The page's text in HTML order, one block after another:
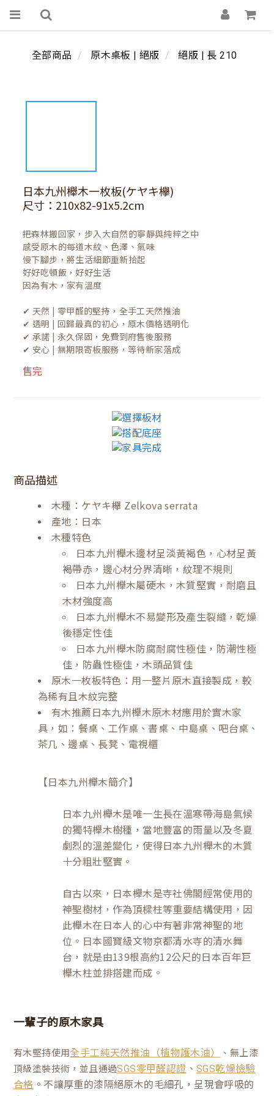
全部商品 原木桌板 | 絕版 絕版 | 長 210
日本九州櫸木一枚板(ケヤキ欅)
尺寸：210x82-91x5.2cm
把森林搬回家，步入大自然的寧靜與純粹之中
感受原木的每道木紋、色澤、氣味
慢下腳步，將生活細節重新拾起
好好吃頓飯，好好生活
因為有木，家有溫度
✔ 天然 | 零甲醛的堅持，全手工天然推油
✔ 透明 | 回歸最真的初心，原木價格透明化
✔ 承諾 | 永久保固，免費到府售後服務
✔ 安心 | 無期限寄板服務，等待新家落成
售完
商品描述
木種：ケヤキ欅 Zelkova serrata
產地：日本
木種特色
日本九州櫸木邊材呈淡黃褐色，心材呈黃
褐帶赤，邊心材分界清晰，紋理不規則
日本九州櫸木屬硬木，木質堅實，耐磨且
木材強度高
日本九州櫸木不易變形及產生裂縫，乾燥
後穩定性佳
日本九州櫸木防腐耐腐性極佳，防潮性極
佳，防蟲性極佳，木頭品質佳
原木一枚板特色：用一整片原木直接製成，較
為稀有且木紋完整
有木推薦日本九州櫸木原木材應用於實木家
具，如：餐桌、工作桌、書桌、中島桌、吧台桌、
茶几、邊桌、長凳、電視櫃
【日本九州櫸木簡介】
日本九州櫸木是唯一生長在溫寒帶海島氣候
的獨特櫸木樹種，當地豐富的雨量以及冬夏
劇烈的溫差變化，使得日本九州櫸木的木質
十分粗壯堅實。
自古以來，日本櫸木是寺社佛閣經常使用的
神聖樹材，作為頂樑柱等重要結構使用，因
此櫸木在日本人的心中有著非常神聖的地
位。日本國寶級文物京都清水寺的清水舞
台，就是由139根高約12公尺的日本百年巨
櫸木柱並排搭建而成。
一輩子的原木家具
有木堅持使用全手工純天然推油（植物護木油）
、無上漆
頂級塗裝技術，並且通過SGS零甲醛認證 、SGS乾燥檢驗
合格 。不讓厚重的漆隔絕原木的毛細孔，呈現會呼吸的